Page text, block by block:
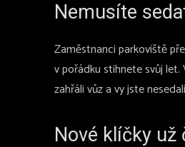
Nemusíte
Zaměstnanci parkoviště
v pořádku stihnete svůj
zahřáli vůz a vy jste
Nové klíčky už